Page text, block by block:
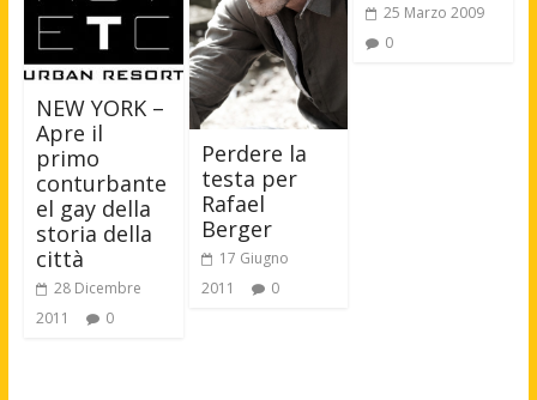
NEW YORK –
Apre il
primo
conturbante
el gay della
storia della
città
28 Dicembre
2011
0
Perdere la
testa per
Rafael
Berger
17 Giugno
2011
0
25 Marzo 2009
0